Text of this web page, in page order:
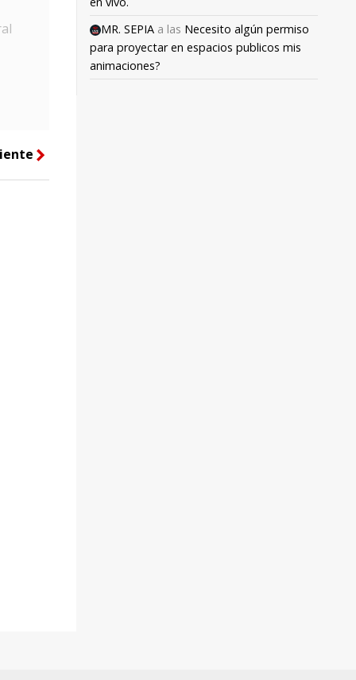
right
MR. SEPIA a las Necesito algún permiso
para proyectar en espacios publicos mis
animaciones?